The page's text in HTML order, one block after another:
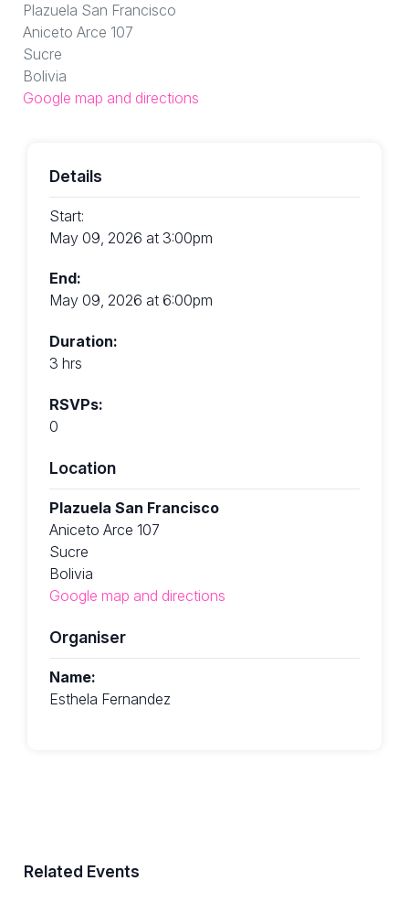
Plazuela San Francisco
Aniceto Arce 107
Sucre
Bolivia
Google map and directions
Details
Start:
May 09, 2026 at 3:00pm
End:
May 09, 2026 at 6:00pm
Duration:
3 hrs
RSVPs:
0
Location
Plazuela San Francisco
Aniceto Arce 107
Sucre
Bolivia
Google map and directions
Organiser
Name:
Esthela Fernandez
Related Events